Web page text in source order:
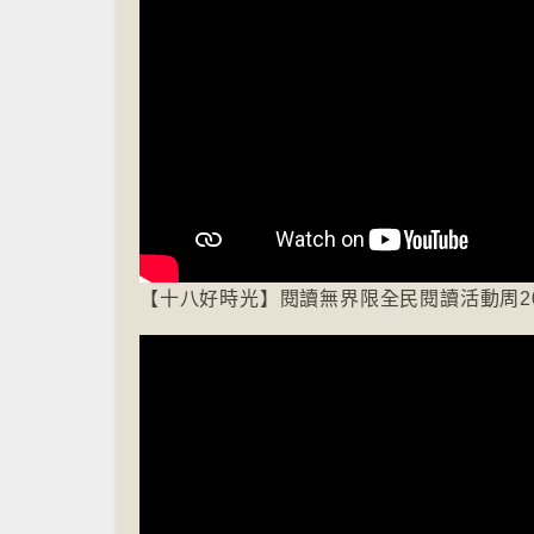
【十八好時光】閱讀無界限全民閱讀活動周